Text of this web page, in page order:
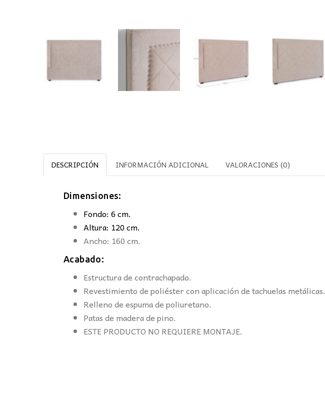
DESCRIPCIÓN INFORMACIÓN ADICIONAL VALORACIONES (0)
Dimensiones:
Fondo: 6 cm.
Altura: 120 cm.
Ancho: 160 cm.
Acabado:
Estructura de contrachapado.
Revestimiento de poliéster con aplicación de tachuelas metálicas.
Relleno de espuma de poliuretano.
Patas de madera de pino.
ESTE PRODUCTO NO REQUIERE MONTAJE.